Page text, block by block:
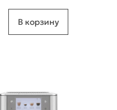
В корзину